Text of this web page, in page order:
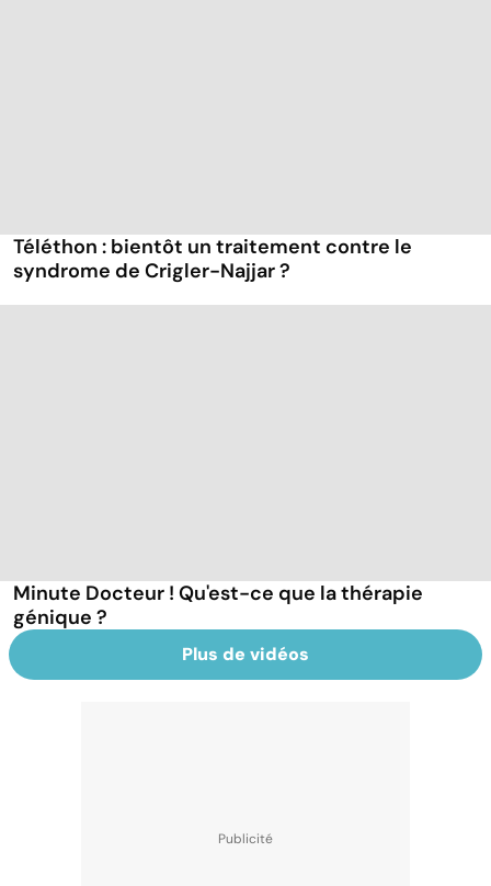
Téléthon : bientôt un traitement contre le
syndrome de Crigler-Najjar ?
Minute Docteur ! Qu'est-ce que la thérapie
génique ?
Plus de vidéos